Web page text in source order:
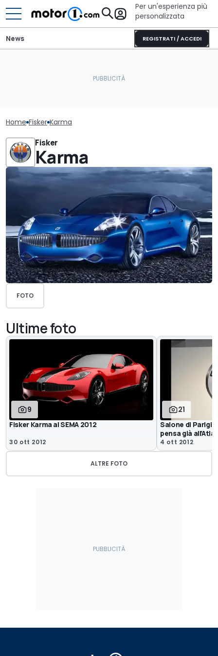
Per un'esperienza più
personalizzata
REGISTRATI / ACCEDI
News
Home Fisker Karma
Fisker
Karma
FOTO
Ultime foto
9
Fisker Karma al SEMA 2012
30 ott 2012
21
Salone di Parigi:
pensa già
4 ott 2012
ALTRE FOTO